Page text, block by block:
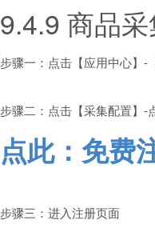
9.4.9 商品
步骤一：点击【应用中心】-
步骤二：点击【采集配置】-
点此：免费
步骤三：进入注册页面